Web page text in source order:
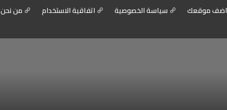
اضف موقعك سياسة الخصوصية اتفاقية الاستخدام من نحن